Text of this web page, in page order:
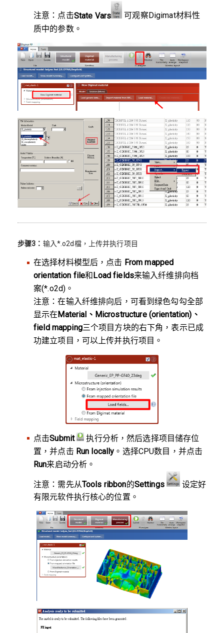
注意：点击State Vars
可观察Digimat材料性
质中的参数。
步骤3： 输入*.o2d檔，上传并执行项目
在选择材料模型后，点击 From mapped
orientation file和 Load fields来输入纤维排向档
案(*.o2d)。
注意：在输入纤维排向后，可看到绿色勾勾全部
显示在 Material、Microstructure (orientation)、
field mapping三个项目方块的右下角，表示已成
功建立项目，可以上传并执行项目。
点击Submit
执行分析，然后选择项目储存位
置，并点击 Run locally 。选择CPU数目，并点击
Run来启动分析。
注意：需先从Tools ribbon的Settings
设定好
有限元软件执行核心的位置。